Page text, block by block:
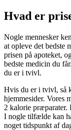
Hvad er
Nogle mennesker
at opleve det bedste
prisen på apoteket,
bedste medicin du
du er i tvivl.
Hvis du er i tvivl, så
hjemmesider. Vores
2 kalorie præparater.
I nogle tilfælde kan
noget tidspunkt af